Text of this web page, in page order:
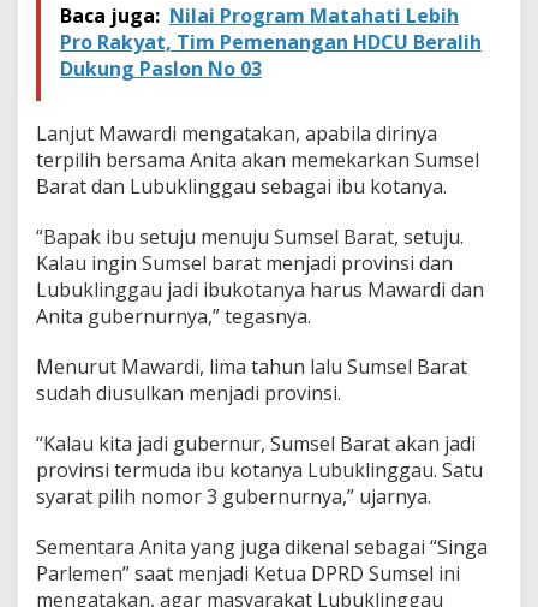
Baca juga: Nilai Program Matahati Lebih
Pro Rakyat, Tim Pemenangan HDCU Beralih
Dukung Paslon No 03
Lanjut Mawardi mengatakan, apabila dirinya
terpilih bersama Anita akan memekarkan Sumsel
Barat dan Lubuklinggau sebagai ibu kotanya.
“Bapak ibu setuju menuju Sumsel Barat, setuju.
Kalau ingin Sumsel barat menjadi provinsi dan
Lubuklinggau jadi ibukotanya harus Mawardi dan
Anita gubernurnya,” tegasnya.
Menurut Mawardi, lima tahun lalu Sumsel Barat
sudah diusulkan menjadi provinsi.
“Kalau kita jadi gubernur, Sumsel Barat akan jadi
provinsi termuda ibu kotanya Lubuklinggau. Satu
syarat pilih nomor 3 gubernurnya,” ujarnya.
Sementara Anita yang juga dikenal sebagai “Singa
Parlemen” saat menjadi Ketua DPRD Sumsel ini
mengatakan, agar masyarakat Lubuklinggau